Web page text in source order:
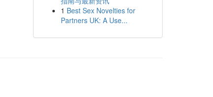
1 Best Sex Novelties for
Partners UK: A Use...